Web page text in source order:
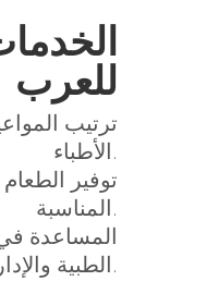
للعرب
ترتيب
الأطباء.
توفير الطعام
المناسبة.
المساعدة
الطبية والإدارية.